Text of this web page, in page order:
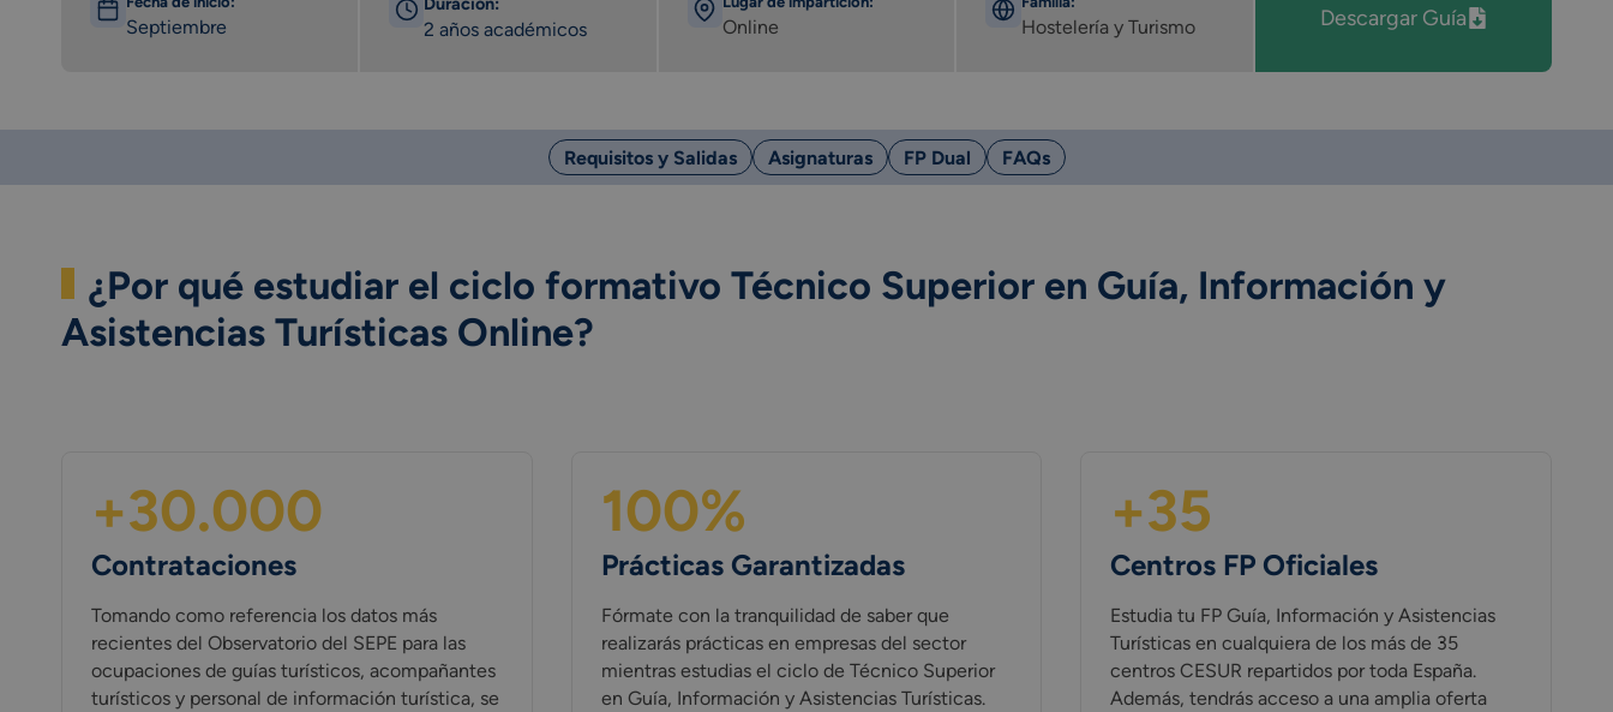
Septiembre 2 años académicos Online Hostelería y Turismo Descargar Guía
Requisitos y Salidas Asignaturas FP Dual FAQs
¿Por qué estudiar el ciclo formativo Técnico Superior en Guía, Información y
Asistencias Turísticas Online?
+30.000
Contrataciones
Tomando como referencia los datos más
recientes del Observatorio del SEPE para las
ocupaciones de guías turísticos, acompañantes
turísticos y personal de información turística, se
100%
Prácticas Garantizadas
Fórmate con la tranquilidad de saber que
realizarás prácticas en empresas del sector
mientras estudias el ciclo de Técnico Superior
en Guía, Información y Asistencias Turísticas.
+35
Centros FP Oficiales
Estudia tu FP Guía, Información y Asistencias
Turísticas en cualquiera de los más de 35
centros CESUR repartidos por toda España.
Además, tendrás acceso a una amplia oferta